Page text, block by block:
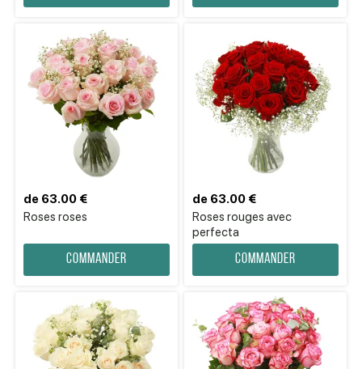
Roses roses
de 63.00 €
Commander
Roses rouges avec
perfecta
de 63.00 €
Commander